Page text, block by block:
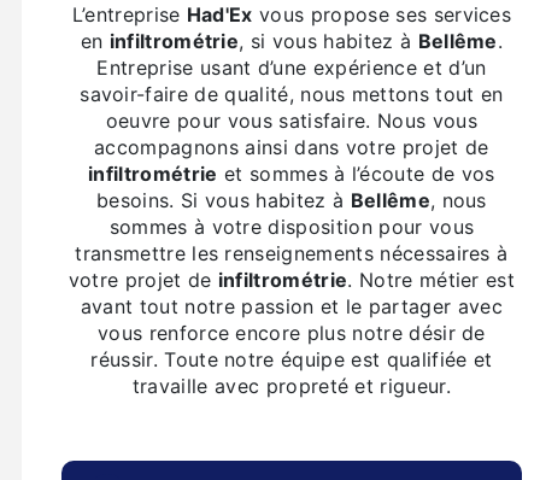
L’entreprise Had'Ex vous propose ses services
en infiltrométrie, si vous habitez à Bellême.
Entreprise usant d’une expérience et d’un
savoir-faire de qualité, nous mettons tout en
oeuvre pour vous satisfaire. Nous vous
accompagnons ainsi dans votre projet de
infiltrométrie et sommes à l’écoute de vos
besoins. Si vous habitez à Bellême, nous
sommes à votre disposition pour vous
transmettre les renseignements nécessaires à
votre projet de infiltrométrie. Notre métier est
avant tout notre passion et le partager avec
vous renforce encore plus notre désir de
réussir. Toute notre équipe est qualifiée et
travaille avec propreté et rigueur.